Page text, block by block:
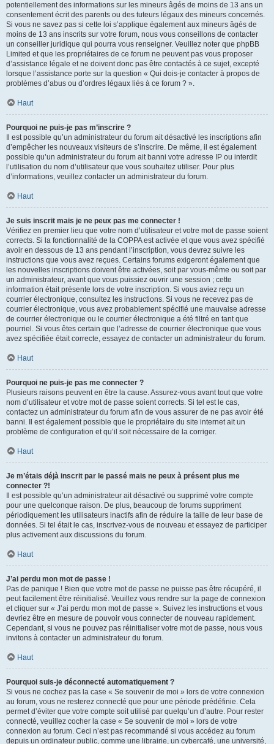
potentiellement des informations sur les mineurs âgés de moins de 13 ans un
consentement écrit des parents ou des tuteurs légaux des mineurs concernés.
Si vous ne savez pas si cette loi s’applique également aux mineurs âgés de
moins de 13 ans inscrits sur votre forum, nous vous conseillons de contacter
un conseiller juridique qui pourra vous renseigner. Veuillez noter que phpBB
Limited et que les propriétaires de ce forum ne peuvent pas vous proposer
d’assistance légale et ne doivent donc pas être contactés à ce sujet, excepté
lorsque l’assistance porte sur la question « Qui dois-je contacter à propos de
problèmes d’abus ou d’ordres légaux liés à ce forum ? ».
Haut
Pourquoi ne puis-je pas m’inscrire ?
Il est possible qu’un administrateur du forum ait désactivé les inscriptions afin
d’empêcher les nouveaux visiteurs de s’inscrire. De même, il est également
possible qu’un administrateur du forum ait banni votre adresse IP ou interdit
l’utilisation du nom d’utilisateur que vous souhaitez utiliser. Pour plus
d’informations, veuillez contacter un administrateur du forum.
Haut
Je suis inscrit mais je ne peux pas me connecter !
Vérifiez en premier lieu que votre nom d’utilisateur et votre mot de passe soient
corrects. Si la fonctionnalité de la COPPA est activée et que vous avez spécifié
avoir en dessous de 13 ans pendant l’inscription, vous devrez suivre les
instructions que vous avez reçues. Certains forums exigeront également que
les nouvelles inscriptions doivent être activées, soit par vous-même ou soit par
un administrateur, avant que vous puissiez ouvrir une session ; cette
information était présente lors de votre inscription. Si vous aviez reçu un
courrier électronique, consultez les instructions. Si vous ne recevez pas de
courrier électronique, vous avez probablement spécifié une mauvaise adresse
de courrier électronique ou le courrier électronique a été filtré en tant que
pourriel. Si vous êtes certain que l’adresse de courrier électronique que vous
avez spécifiée était correcte, essayez de contacter un administrateur du forum.
Haut
Pourquoi ne puis-je pas me connecter ?
Plusieurs raisons peuvent en être la cause. Assurez-vous avant tout que votre
nom d’utilisateur et votre mot de passe soient corrects. Si tel est le cas,
contactez un administrateur du forum afin de vous assurer de ne pas avoir été
banni. Il est également possible que le propriétaire du site internet ait un
problème de configuration et qu’il soit nécessaire de la corriger.
Haut
Je m’étais déjà inscrit par le passé mais ne peux à présent plus me
connecter ?!
Il est possible qu’un administrateur ait désactivé ou supprimé votre compte
pour une quelconque raison. De plus, beaucoup de forums suppriment
périodiquement les utilisateurs inactifs afin de réduire la taille de leur base de
données. Si tel était le cas, inscrivez-vous de nouveau et essayez de participer
plus activement aux discussions du forum.
Haut
J’ai perdu mon mot de passe !
Pas de panique ! Bien que votre mot de passe ne puisse pas être récupéré, il
peut facilement être réinitialisé. Veuillez vous rendre sur la page de connexion
et cliquer sur « J’ai perdu mon mot de passe ». Suivez les instructions et vous
devriez être en mesure de pouvoir vous connecter de nouveau rapidement.
Cependant, si vous ne pouvez pas réinitialiser votre mot de passe, nous vous
invitons à contacter un administrateur du forum.
Haut
Pourquoi suis-je déconnecté automatiquement ?
Si vous ne cochez pas la case « Se souvenir de moi » lors de votre connexion
au forum, vous ne resterez connecté que pour une période prédéfinie. Cela
permet d’éviter que votre compte soit utilisé par quelqu’un d’autre. Pour rester
connecté, veuillez cocher la case « Se souvenir de moi » lors de votre
connexion au forum. Ceci n’est pas recommandé si vous accédez au forum
depuis un ordinateur public, comme une librairie, un cybercafé, une université,